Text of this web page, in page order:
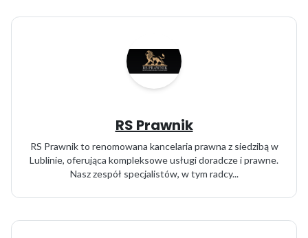
RS Prawnik
RS Prawnik to renomowana kancelaria prawna z siedzibą w
Lublinie, oferująca kompleksowe usługi doradcze i prawne.
Nasz zespół specjalistów, w tym radcy...